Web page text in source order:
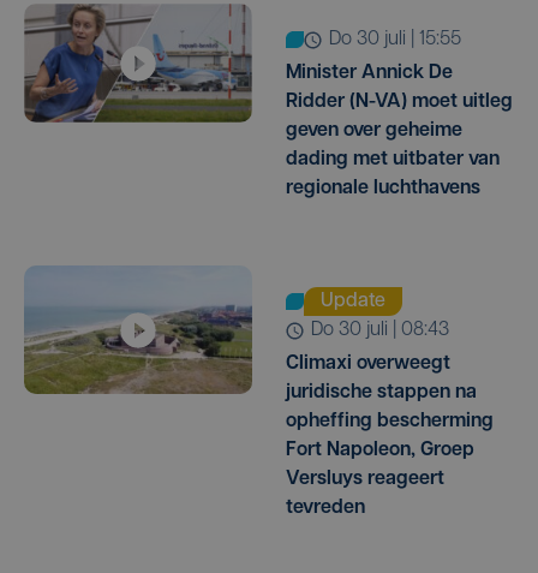
do 30 juli | 15:55
Minister Annick De
Ridder (N-VA) moet uitleg
geven over geheime
dading met uitbater van
regionale luchthavens
Update
do 30 juli | 08:43
Climaxi overweegt
juridische stappen na
opheffing bescherming
Fort Napoleon, Groep
Versluys reageert
tevreden